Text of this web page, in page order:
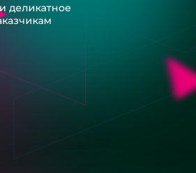
деликатное